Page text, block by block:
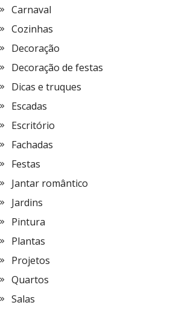
Carnaval
Cozinhas
Decoração
Decoração de festas
Dicas e truques
Escadas
Escritório
Fachadas
Festas
Jantar romântico
Jardins
Pintura
Plantas
Projetos
Quartos
Salas